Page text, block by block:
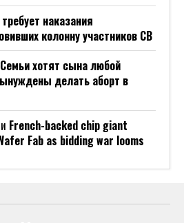
наказания
колонну участников СВ
хотят сына любой
делать аборт в
French-backed chip giant
Fab as bidding war looms